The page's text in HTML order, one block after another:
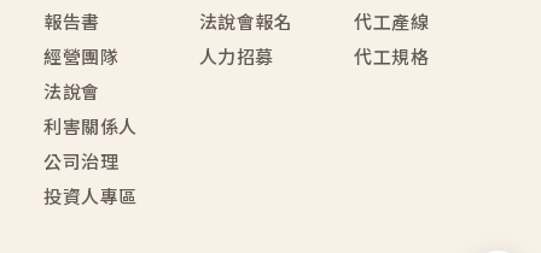
報告書
經營團隊
法說會
利害關係人
公司治理
投資人專區
法說會報名
人力招募
代工產線
代工規格